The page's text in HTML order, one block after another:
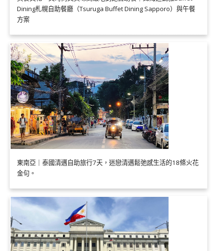
Dining札幌自助餐廳（Tsuruga Buffet Dining Sapporo）與午餐
方案
東南亞｜泰國清邁自助旅行7天，迷戀清邁鬆弛感生活的18條火花
金句。